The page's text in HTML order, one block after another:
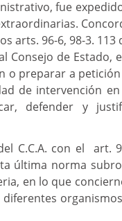
fue
arts. 96-6, 98-3. 113
Consejo de Estado,
o preparar a
de intervención
defender y
C.C.A. con el art.
última norma
en lo que